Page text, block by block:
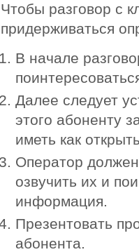
Чтобы разговор с
придерживаться
В начале
Далее следует
этого абоненту
иметь как
Оператор
озвучить их и
информация.
Презентовать
абонента.